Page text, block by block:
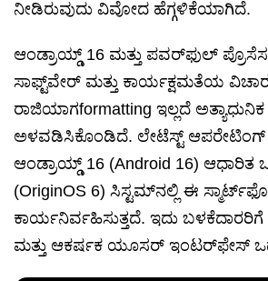
ನೀಡಿರುವುದು ವಿವೋದ ಹೆಗ್ಗಳಿಕೆಯಾಗಿದೆ.
ಆಂಡ್ರಾಯ್ಡ್ 16 ಮತ್ತು ಪವರ್‌ಫುಲ್
ಸಾಫ್ಟ್‌ವೇರ್ ಮತ್ತು ಕಾರ್ಯಕ್ಷಮತೆಯ
ರಾಜಿಯಾಗformatting ಇಲ್ಲದೆ ಅತ್ಯಾಧುನಿಕ
ಅಳವಡಿಸಿಕೊಂಡಿದೆ. ಲೇಟೆಸ್ಟ್
ಆಂಡ್ರಾಯ್ಡ್ 16 (Android 16)
(OriginOS 6) ಸಿಸ್ಟಮ್‌ನಲ್ಲಿ ಈ
ಕಾರ್ಯನಿರ್ವಹಿಸುತ್ತದೆ. ಇದು ಬಳಕೆದಾರರಿಗೆ
ಮತ್ತು ಆಕರ್ಷಕ ಯೂಸರ್ ಇಂಟರ್‌ಫೇಸ್